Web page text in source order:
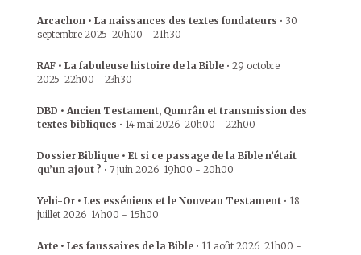
Arcachon • La naissances des textes fondateurs • 30
septembre 2025 20h00 - 21h30
RAF • La fabuleuse histoire de la Bible • 29 octobre
2025 22h00 - 23h30
DBD • Ancien Testament, Qumrân et transmission des
textes bibliques • 14 mai 2026 20h00 - 22h00
Dossier Biblique • Et si ce passage de la Bible n’était
qu’un ajout ? • 7 juin 2026 19h00 - 20h00
Yehi-Or • Les esséniens et le Nouveau Testament • 18
juillet 2026 14h00 - 15h00
Arte • Les faussaires de la Bible • 11 août 2026 21h00 -